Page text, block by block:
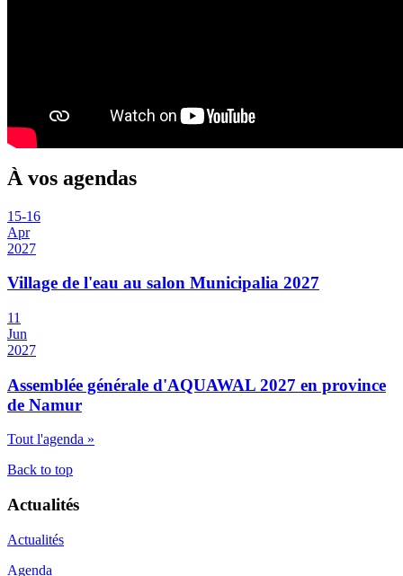
À vos agendas
15-16
Apr
2027
Village de l'eau au salon Municipalia 2027
11
Jun
2027
Assemblée générale d'AQUAWAL 2027 en province
de Namur
Tout l'agenda »
Back to top
Actualités
Actualités
Agenda